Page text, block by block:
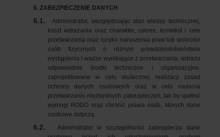
6. ZABEZPIECZENIE DANYCH
6.1.
Administrator, uwzględniając stan wiedzy technicznej,
koszt wdrażania oraz charakter, zakres, kontekst i cele
przetwarzania oraz ryzyko naruszenia praw lub wolności
osób fizycznych o różnym prawdopodobieństwie
wystąpienia i wadze wynikające z przetwarzania, wdraża
odpowiednie środki techniczne i organizacyjne,
zaprojektowane w celu skutecznej realizacji zasad
ochrony danych osobowych oraz w celu nadania
przetwarzaniu niezbędnych zabezpieczeń, tak by spełnić
wymogi RODO oraz chronić prawa osób, których dane
osobowe dotyczą.
6.2.
Administrator w szczególności zabezpiecza dane